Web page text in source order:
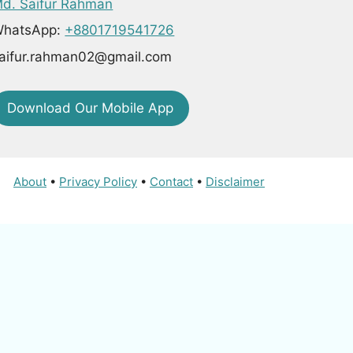
Saifur Rahman
+8801719541726
Download Our Mobile App
About • Privacy Policy • Contact • Disclaimer